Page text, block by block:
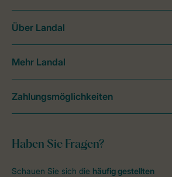
Haben Sie Fragen?
Schauen Sie sich die häufig gestellten
Über Landal
Mehr Landal
Zahlungsmöglichkeiten